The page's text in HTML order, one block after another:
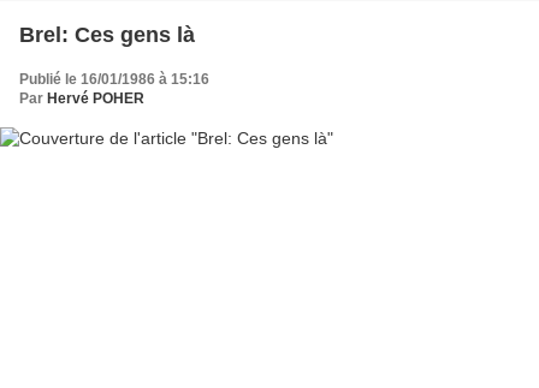
Brel: Ces gens là
Publié le 16/01/1986 à 15:16
Par Hervé POHER